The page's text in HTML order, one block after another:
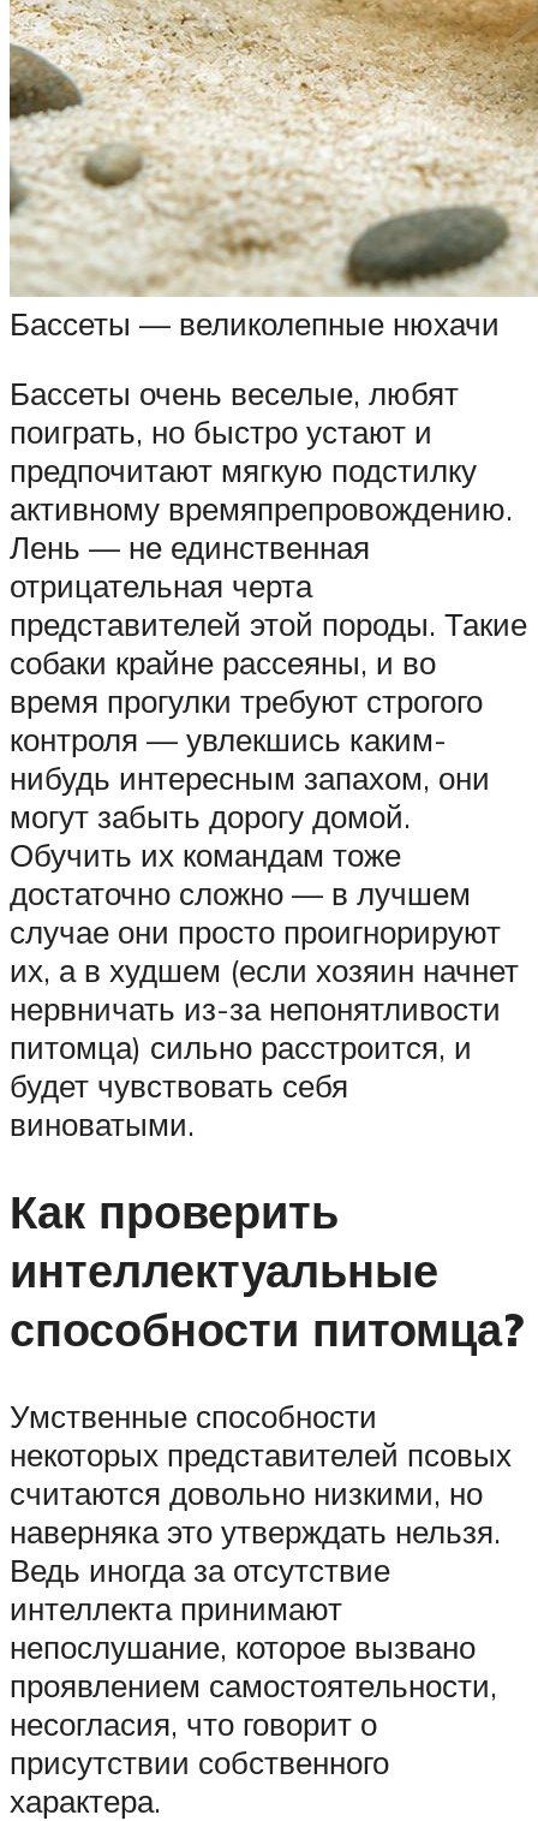
Бассеты — великолепные нюхачи
Бассеты очень веселые, любят
поиграть, но быстро устают и
предпочитают мягкую подстилку
активному времяпрепровождению.
Лень — не единственная
отрицательная черта
представителей этой породы. Такие
собаки крайне рассеяны, и во
время прогулки требуют строгого
контроля — увлекшись каким-
нибудь интересным запахом, они
могут забыть дорогу домой.
Обучить их командам тоже
достаточно сложно — в лучшем
случае они просто проигнорируют
их, а в худшем (если хозяин начнет
нервничать из-за непонятливости
питомца) сильно расстроится, и
будет чувствовать себя
виноватыми.
Как проверить
интеллектуальные
способности питомца?
Умственные способности
некоторых представителей псовых
считаются довольно низкими, но
наверняка это утверждать нельзя.
Ведь иногда за отсутствие
интеллекта принимают
непослушание, которое вызвано
проявлением самостоятельности,
несогласия, что говорит о
присутствии собственного
характера.